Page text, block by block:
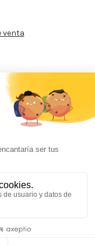
venta
125€
aparecido en este sitio
propietario.